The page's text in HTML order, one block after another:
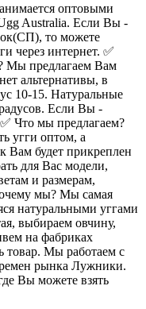
оптовыми
Australia. Если Вы -
то можете
через интернет. ✅
Мы предлагаем Вам
альтернативы, в
10-15. Натуральные
Если Вы -
Что мы предлагаем?
угги оптом, а
Вам будет прикреплен
для Вас модели,
и размерам,
мы? Мы самая
натуральными уггами
выбираем овчину,
на фабриках
товар. Мы работаем с
рынка Лужники.
Вы можете взять